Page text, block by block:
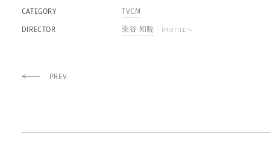
CATEGORY TVCM
DIRECTOR 染谷 知暁 - PROFILEへ
PREV